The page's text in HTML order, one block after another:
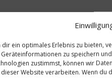
dir ein optimales Erlebnis zu bieten,
Geräteinformationen zu speichern
zustimmst, können wir
dieser Website verarbeiten. Wenn du
lassen, am Rücken